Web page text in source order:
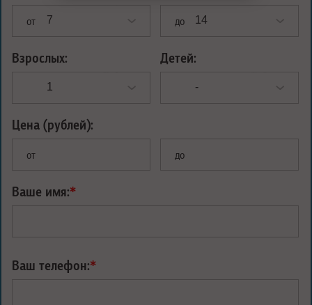
от до
Взрослых: Детей:
Цена (рублей):
от до
Ваше имя:*
Ваш телефон:*